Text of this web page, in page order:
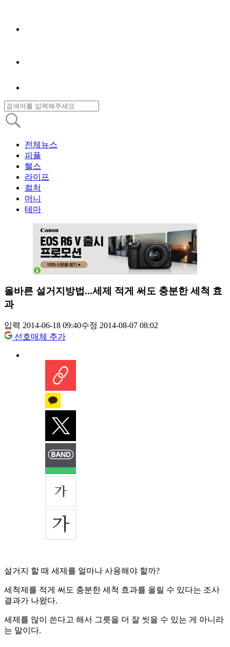
전체뉴스
피플
헬스
라이프
컬처
머니
테마
올바른 설거지방법...세제 적게 써도 충분한 세척 효
과
입력 2014-06-18 09:40수정 2014-08-07 08:02
선호매체 추가
설거지 할 때 세제를 얼마나 사용해야 할까?
세척제를 적게 써도 충분한 세척 효과를 올릴 수 있다는 조사
결과가 나왔다.
세제를 많이 쓴다고 해서 그릇을 더 잘 씻을 수 있는 게 아니라
는 말이다.